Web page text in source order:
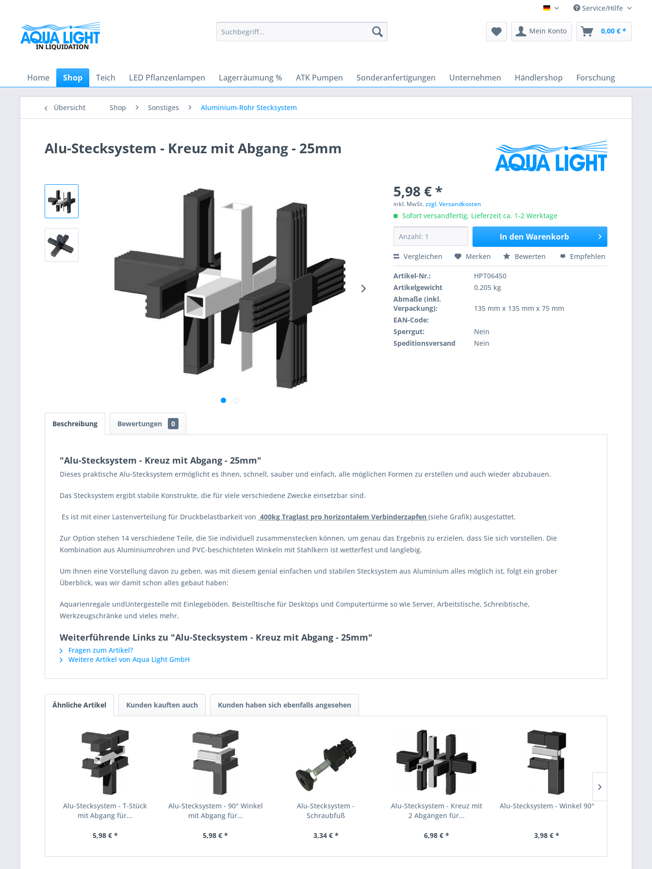
Deutsch Service/Hilfe
Mein Konto 0,00 € *
Home Shop Teich LED Pflanzenlampen Lagerräumung % ATK Pumpen Sonderanfertigungen Unternehmen Händlershop Forschung
Übersicht Shop Sonstiges Aluminium-Rohr Stecksystem
Alu-Stecksystem - Kreuz mit Abgang - 25mm
5,98 € *
inkl. MwSt.zzgl. Versandkosten
Sofort versandfertig, Lieferzeit ca. 1-2 Werktage
In den Warenkorb
Vergleichen Merken Bewerten Empfehlen
Artikel-Nr.:
HPT06450
Artikelgewicht
0.205 kg
Abmaße (inkl.
Verpackung):
135 mm x 135 mm x 75 mm
EAN-Code:
Sperrgut:
Nein
Speditionsversand
Nein
Beschreibung Bewertungen 0
"Alu-Stecksystem - Kreuz mit Abgang - 25mm"
Dieses praktische Alu-Stecksystem ermöglicht es Ihnen, schnell, sauber und einfach, alle möglichen Formen zu erstellen und auch wieder abzubauen.
Das Stecksystem ergibt stabile Konstrukte, die für viele verschiedene Zwecke einsetzbar sind.
Es ist mit einer Lastenverteilung für Druckbelastbarkeit von 400kg Traglast pro horizontalem Verbinderzapfen (siehe Grafik) ausgestattet.
Zur Option stehen 14 verschiedene Teile, die Sie individuell zusammenstecken können, um genau das Ergebnis zu erzielen, dass Sie sich vorstellen. Die
Kombination aus Aluminiumrohren und PVC-beschichteten Winkeln mit Stahlkern ist wetterfest und langlebig.
Um Ihnen eine Vorstellung davon zu geben, was mit diesem genial einfachen und stabilen Stecksystem aus Aluminium alles möglich ist, folgt ein grober
Überblick, was wir damit schon alles gebaut haben:
Aquarienregale undUntergestelle mit Einlegeböden. Beistelltische für Desktops und Computertürme so wie Server, Arbeitstische, Schreibtische,
Werkzeugschränke und vieles mehr.
Weiterführende Links zu "Alu-Stecksystem - Kreuz mit Abgang - 25mm"
Fragen zum Artikel?
Weitere Artikel von Aqua Light GmbH
Ähnliche Artikel Kunden kauften auch Kunden haben sich ebenfalls angesehen
Alu-Stecksystem - T-Stück
mit Abgang für...
5,98 € *
Alu-Stecksystem - 90° Winkel
mit Abgang für...
5,98 € *
Alu-Stecksystem -
Schraubfuß
3,34 € *
Alu-Stecksystem - Kreuz mit
2 Abgängen für...
6,98 € *
Alu-Stecksystem - Winkel 90°
3,98 € *